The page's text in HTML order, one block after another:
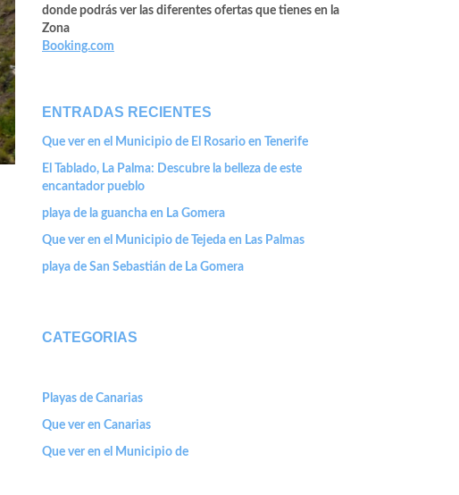
donde podrás ver las diferentes ofertas que tienes en la
Zona
Booking.com
ENTRADAS RECIENTES
Que ver en el Municipio de El Rosario en Tenerife
El Tablado, La Palma: Descubre la belleza de este
encantador pueblo
playa de la guancha en La Gomera
Que ver en el Municipio de Tejeda en Las Palmas
playa de San Sebastián de La Gomera
CATEGORIAS
Playas de Canarias
Que ver en Canarias
Que ver en el Municipio de